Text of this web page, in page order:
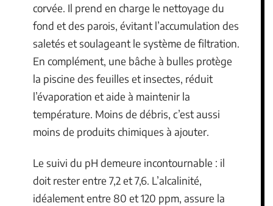
corvée. Il prend en charge le nettoyage du
fond et des parois, évitant l’accumulation des
saletés et soulageant le système de filtration.
En complément, une bâche à bulles protège
la piscine des feuilles et insectes, réduit
l’évaporation et aide à maintenir la
température. Moins de débris, c’est aussi
moins de produits chimiques à ajouter.
Le suivi du pH demeure incontournable : il
doit rester entre 7,2 et 7,6. L’alcalinité,
idéalement entre 80 et 120 ppm, assure la